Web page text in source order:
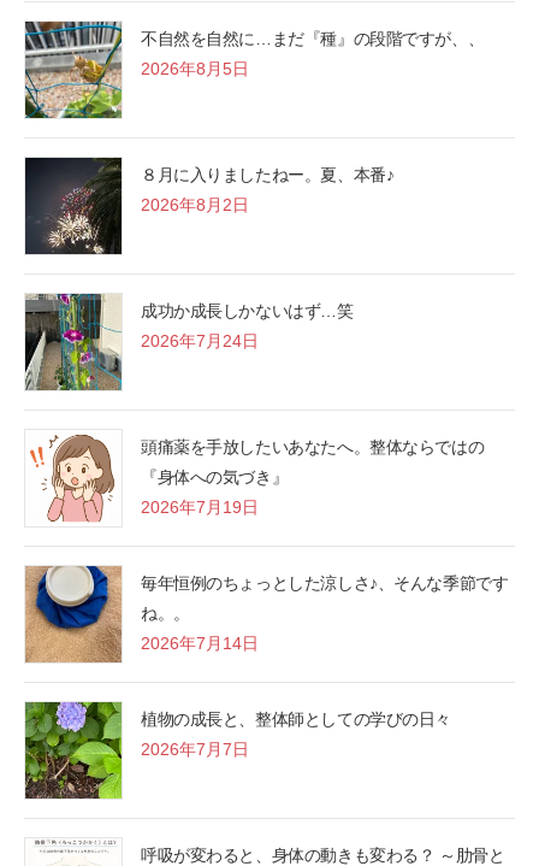
不自然を自然に…まだ『種』の段階ですが、、
2026年8月5日
８月に入りましたねー。夏、本番♪
2026年8月2日
成功か成長しかないはず…笑
2026年7月24日
頭痛薬を手放したいあなたへ。整体ならではの
『身体への気づき』
2026年7月19日
毎年恒例のちょっとした涼しさ♪、そんな季節です
ね。。
2026年7月14日
植物の成長と、整体師としての学びの日々
2026年7月7日
呼吸が変わると、身体の動きも変わる？ ～肋骨と